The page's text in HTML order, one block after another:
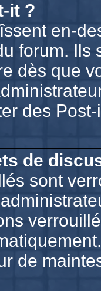
it ?
en-
forum. Ils
dès que
des
de
sont
de